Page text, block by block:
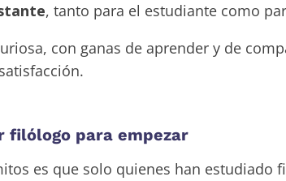
, tanto para el estudiante como
con ganas de aprender y de
filólogo para empezar
es que solo quienes han estudiado